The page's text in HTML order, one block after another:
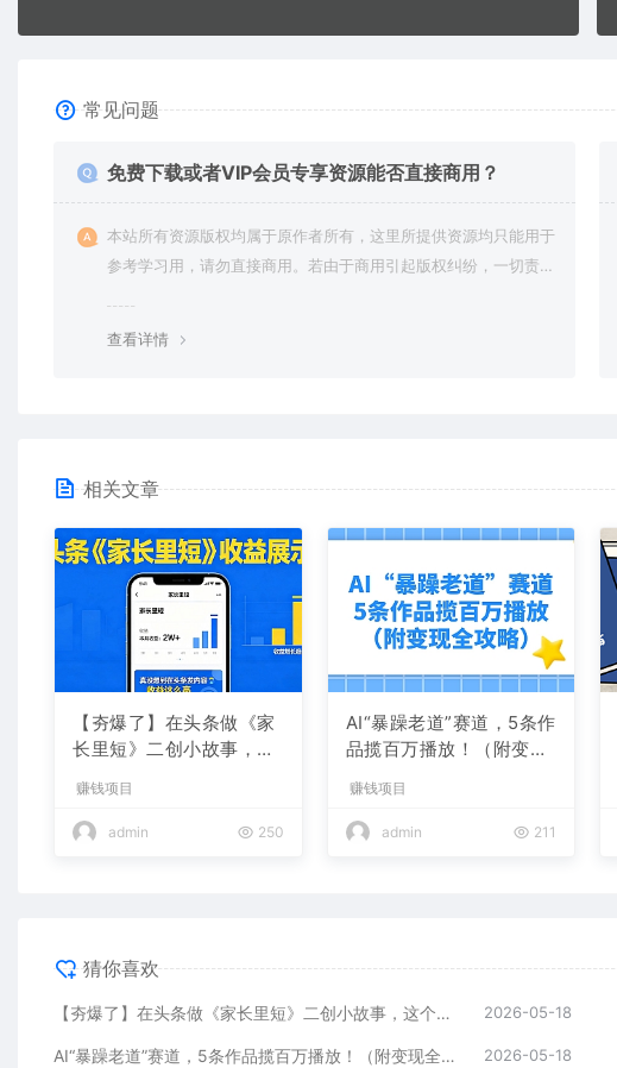
常见问题
免费下载或者VIP会员专享资源能否直接商用？
本站所有资源版权均属于原作者所有，这里所提供资源均只能用于
参考学习用，请勿直接商用。若由于商用引起版权纠纷，一切责任
查看详情
相关文章
【夯爆了】在头条做《家
长里短》二创小故事，这
赚钱项目
admin 250
AI“暴躁老道”赛道，5条作
品揽百万播放！（附变现
赚钱项目
admin 211
猜你喜欢
【夯爆了】在头条做《家长里短》二创小故事，这个月收益2w+ 2026-05-18
AI“暴躁老道”赛道，5条作品揽百万播放！（附变现全攻略） 2026-05-18